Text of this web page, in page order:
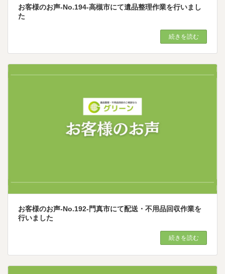
お客様のお声-No.194-高槻市にて遺品整理作業を行いまし
た
続きを読む
お客様のお声-No.192-門真市にて配送・不用品回収作業を
行いました
続きを読む